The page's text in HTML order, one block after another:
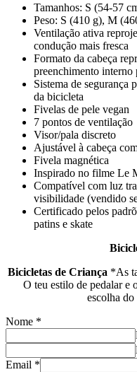
Tamanhos: S (54-57
Peso: S (410 g), M
Ventilação ativa
condução mais fresca
Formato da cabeça
preenchimento interno
Sistema de segurança
da bicicleta
Fivelas de pele vegan
7 pontos de ventilação
Visor/pala discreto
Ajustável à cabeça
Fivela magnética
Inspirado no filme Le
Compatível com luz
visibilidade (vendido
Certificado pelos
patins e skate
Bicicletas de Criança *As
O teu estilo de pedalar e
escolha
Nome *
Email *